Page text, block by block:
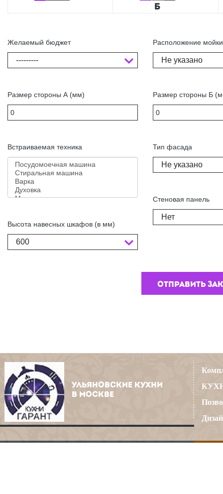
Желаемый бюджет
---------
Размер стороны А (мм)
Встраиваемая техника
Высота навесных шкафов (в мм)
600
Расположение мойки
Не указано
Размер стороны Б
Тип фасада
Не указано
Стеновая панель
Нет
УЛЬЯНОВСКИЕ КУХНИ
В МОСКВЕ